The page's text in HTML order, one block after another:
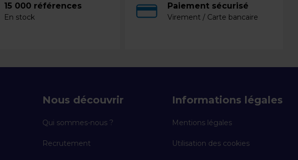
15 000 références
En stock
Paiement sécurisé
Virement / Carte bancaire
Nous découvrir
Qui sommes-nous ?
Recrutement
Informations légales
Mentions légales
Utilisation des cookies